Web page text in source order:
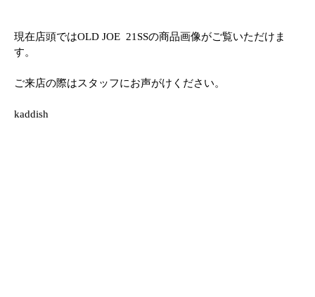
現在店頭ではOLD JOE 21SSの商品画像がご覧いただけま
す。
ご来店の際はスタッフにお声がけください。
kaddish